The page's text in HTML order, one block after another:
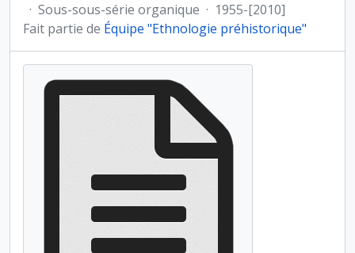
· Sous-sous-série organique · 1955-[2010]
Fait partie de Équipe "Ethnologie préhistorique"